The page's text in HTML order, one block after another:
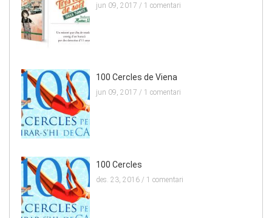
jun 09, 2017 / 1 comentari
100 Cercles de Viena
jun 09, 2017 / 1 comentari
100 Cercles
des. 23, 2016 / 1 comentari